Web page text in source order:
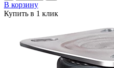
В корзину
Купить в 1 клик